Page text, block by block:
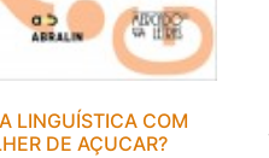
LINGUÍSTICA COM
DE AÇUCAR?